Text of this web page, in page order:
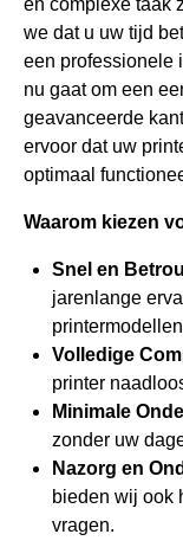
we dat u uw tijd
een professionele
nu gaat om een
geavanceerde
ervoor dat uw
optimaal
Waarom kiezen
Snel en
jarenlange
Volledige
printer
Minimale
zonder uw
Nazorg en
bieden wij ook
vragen.